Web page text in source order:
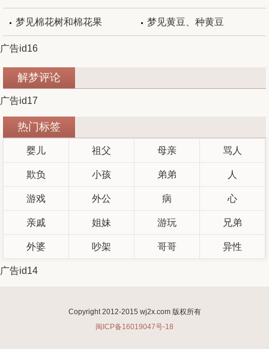
梦见棉花树和棉花果 梦见黄豆、种黄豆
广告id16
解梦评论
广告id17
热门标签
婴儿 祖父 母亲 骂人
欺负 小孩 弟弟 人
游戏 外公 病 心
亲戚 姐妹 游玩 兄弟
外婆 吵架 哥哥 异性
广告id14
Copyright 2012-2015 wj2x.com 版权所有
闽ICP备16019047号-18